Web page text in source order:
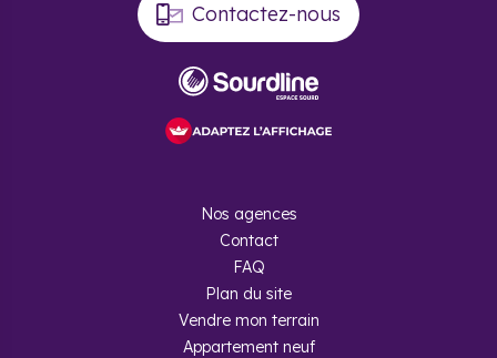
Contactez-nous
Nos agences
Contact
FAQ
Plan du site
Vendre mon terrain
Appartement neuf